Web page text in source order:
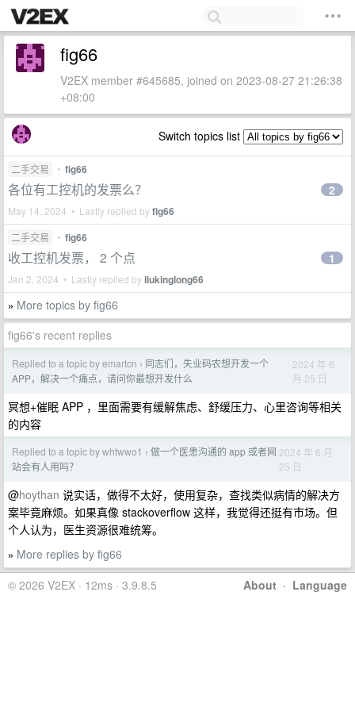
fig66
V2EX member #645685, joined on 2023-08-27 21:26:38
+08:00
Switch topics list
二手交易 • fig66
各位有工控机的发票么？
May 14, 2024 • Lastly replied byfig66
2
二手交易 • fig66
收工控机发票， 2 个点
Jan 2, 2024 • Lastly replied byliukinglong66
1
» More topics by fig66
fig66's recent replies
Replied to a topic by emartcn › 同志们，失业码农想开发一个
APP，解决一个痛点，请问你最想开发什么
2024 年 6
月 25 日
冥想+催眠 APP ，里面需要有缓解焦虑、舒缓压力、心里咨询等相关
的内容
Replied to a topic by whtwwo1 › 做一个医患沟通的 app 或者网
站会有人用吗？
2024 年 6 月
25 日
@hoythan 说实话，做得不太好，使用复杂，查找类似病情的解决方
案毕竟麻烦。如果真像 stackoverflow 这样，我觉得还挺有市场。但
个人认为，医生资源很难统筹。
» More replies by fig66
About · Language
© 2026 V2EX · 12ms · 3.9.8.5